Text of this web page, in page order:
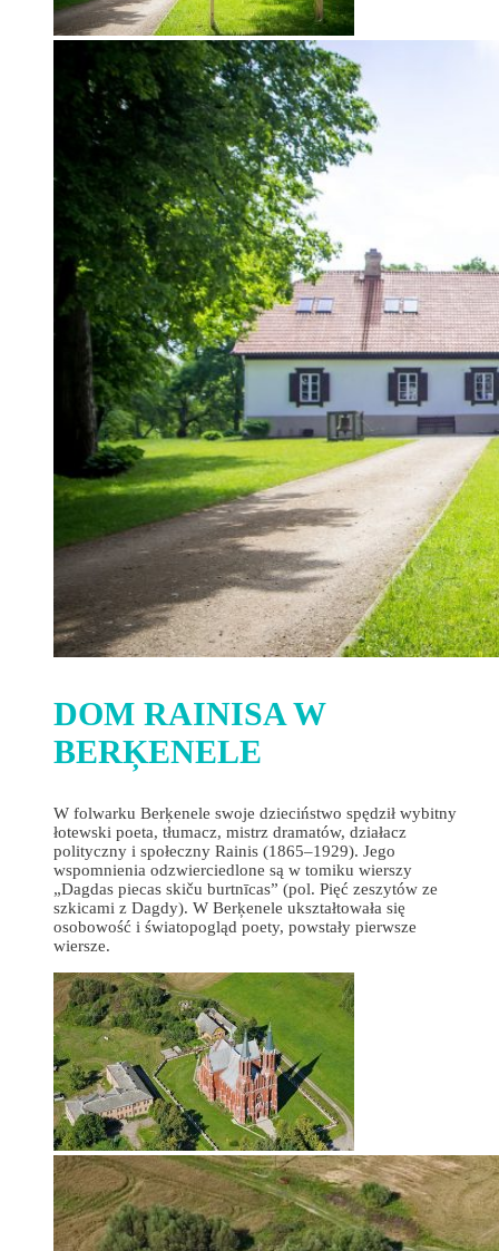
DOM RAINISA W
BERĶENELE
W folwarku Berķenele swoje dzieciństwo spędził wybitny
łotewski poeta, tłumacz, mistrz dramatów, działacz
polityczny i społeczny Rainis (1865–1929). Jego
wspomnienia odzwierciedlone są w tomiku wierszy
„Dagdas piecas skiču burtnīcas” (pol. Pięć zeszytów ze
szkicami z Dagdy). W Berķenele ukształtowała się
osobowość i światopogląd poety, powstały pierwsze
wiersze.